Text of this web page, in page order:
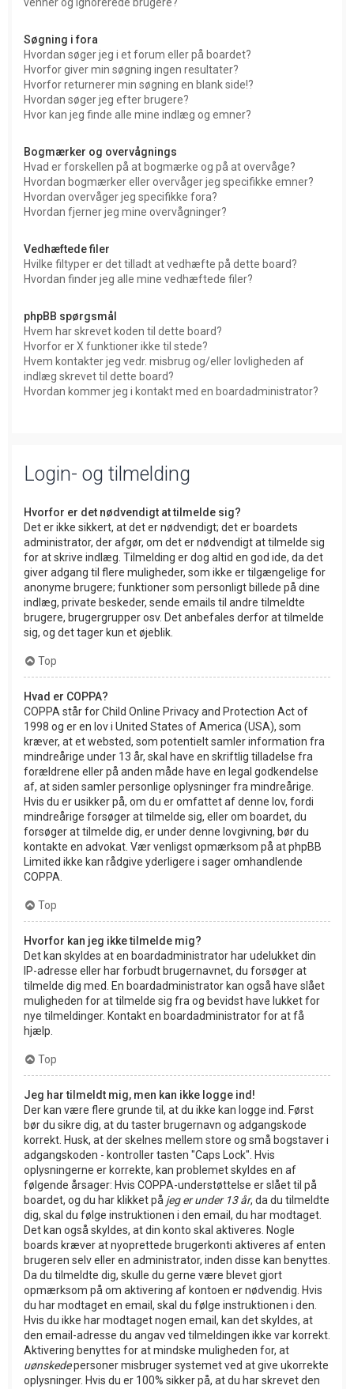
Søgning i fora
Hvordan søger jeg i et forum eller på boardet?
Hvorfor giver min søgning ingen resultater?
Hvorfor returnerer min søgning en blank side!?
Hvordan søger jeg efter brugere?
Hvor kan jeg finde alle mine indlæg og emner?
Bogmærker og overvågnings
Hvad er forskellen på at bogmærke og på at overvåge?
Hvordan bogmærker eller overvåger jeg specifikke emner?
Hvordan overvåger jeg specifikke fora?
Hvordan fjerner jeg mine overvågninger?
Vedhæftede filer
Hvilke filtyper er det tilladt at vedhæfte på dette board?
Hvordan finder jeg alle mine vedhæftede filer?
phpBB spørgsmål
Hvem har skrevet koden til dette board?
Hvorfor er X funktioner ikke til stede?
Hvem kontakter jeg vedr. misbrug og/eller lovligheden af
indlæg skrevet til dette board?
Hvordan kommer jeg i kontakt med en boardadministrator?
Login- og tilmelding
Hvorfor er det nødvendigt at tilmelde sig?
Det er ikke sikkert, at det er nødvendigt; det er boardets
administrator, der afgør, om det er nødvendigt at tilmelde sig
for at skrive indlæg. Tilmelding er dog altid en god ide, da det
giver adgang til flere muligheder, som ikke er tilgængelige for
anonyme brugere; funktioner som personligt billede på dine
indlæg, private beskeder, sende emails til andre tilmeldte
brugere, brugergrupper osv. Det anbefales derfor at tilmelde
sig, og det tager kun et øjeblik.
Top
Hvad er COPPA?
COPPA står for Child Online Privacy and Protection Act of
1998 og er en lov i United States of America (USA), som
kræver, at et websted, som potentielt samler information fra
mindreårige under 13 år, skal have en skriftlig tilladelse fra
forældrene eller på anden måde have en legal godkendelse
af, at siden samler personlige oplysninger fra mindreårige.
Hvis du er usikker på, om du er omfattet af denne lov, fordi
mindreårige forsøger at tilmelde sig, eller om boardet, du
forsøger at tilmelde dig, er under denne lovgivning, bør du
kontakte en advokat. Vær venligst opmærksom på at phpBB
Limited ikke kan rådgive yderligere i sager omhandlende
COPPA.
Top
Hvorfor kan jeg ikke tilmelde mig?
Det kan skyldes at en boardadministrator har udelukket din
IP-adresse eller har forbudt brugernavnet, du forsøger at
tilmelde dig med. En boardadministrator kan også have slået
muligheden for at tilmelde sig fra og bevidst have lukket for
nye tilmeldinger. Kontakt en boardadministrator for at få
hjælp.
Top
Jeg har tilmeldt mig, men kan ikke logge ind!
Der kan være flere grunde til, at du ikke kan logge ind. Først
bør du sikre dig, at du taster brugernavn og adgangskode
korrekt. Husk, at der skelnes mellem store og små bogstaver i
adgangskoden - kontroller tasten "Caps Lock". Hvis
oplysningerne er korrekte, kan problemet skyldes en af
følgende årsager: Hvis COPPA-understøttelse er slået til på
boardet, og du har klikket på jeg er under 13 år, da du tilmeldte
dig, skal du følge instruktionen i den email, du har modtaget.
Det kan også skyldes, at din konto skal aktiveres. Nogle
boards kræver at nyoprettede brugerkonti aktiveres af enten
brugeren selv eller en administrator, inden disse kan benyttes.
Da du tilmeldte dig, skulle du gerne være blevet gjort
opmærksom på om aktivering af kontoen er nødvendig. Hvis
du har modtaget en email, skal du følge instruktionen i den.
Hvis du ikke har modtaget nogen email, kan det skyldes, at
den email-adresse du angav ved tilmeldingen ikke var korrekt.
Aktivering benyttes for at mindske muligheden for, at
uønskedepersoner misbruger systemet ved at give ukorrekte
oplysninger. Hvis du er 100% sikker på, at du har skrevet den